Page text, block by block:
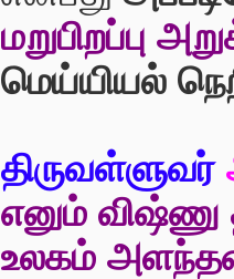
மறுபிறப்பு
மெய்யியல்
திருவள்ளுவர்
எனும்
உலகம்